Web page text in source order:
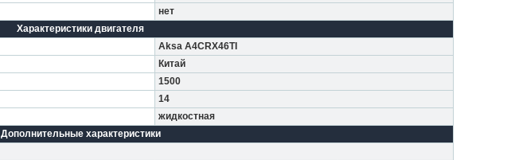
нет
Характеристики двигателя
Aksa A4CRX46TI
Китай
1500
14
жидкостная
Дополнительные характеристики